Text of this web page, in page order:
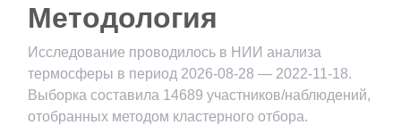
Методология
Исследование проводилось в НИИ анализа
термосферы в период 2026-08-28 — 2022-11-18.
Выборка составила 14689 участников/наблюдений,
отобранных методом кластерного отбора.